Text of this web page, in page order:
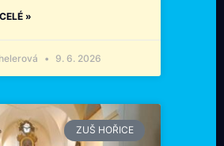
»
9. 6. 2026
ZUŠ HOŘICE